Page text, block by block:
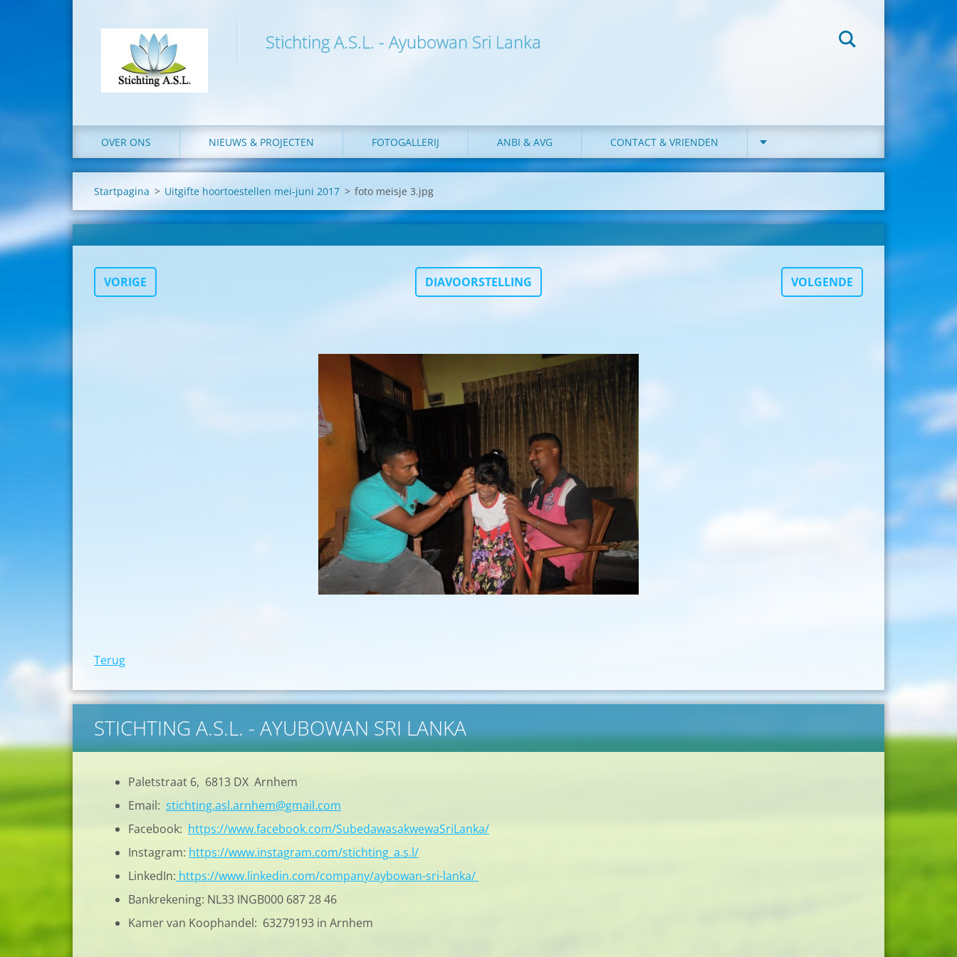
Stichting A.S.L. - Ayubowan Sri Lanka
OVER ONS NIEUWS & PROJECTEN FOTOGALLERIJ ANBI & AVG CONTACT & VRIENDEN
Startpagina > Uitgifte hoortoestellen mei-juni 2017 > foto meisje 3.jpg
VORIGE DIAVOORSTELLING VOLGENDE
Terug
STICHTING A.S.L. - AYUBOWAN SRI LANKA
Paletstraat 6, 6813 DX Arnhem
Email: stichting.asl.arnhem@gmail.com
Facebook: https://www.facebook.com/SubedawasakwewaSriLanka/
Instagram: https://www.instagram.com/stichting_a.s.l/
LinkedIn: https://www.linkedin.com/company/aybowan-sri-lanka/
Bankrekening: NL33 INGB000 687 28 46
Kamer van Koophandel: 63279193 in Arnhem